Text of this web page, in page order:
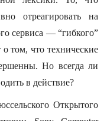
отреагировать на
сервиса — “гибкого”
том, что технические
Но всегда ли
в действие?
Открытого